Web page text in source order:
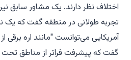
اختلاف نظر دارند. یک مشاور سابق
تجربه طولانی در منطقه گفت که یک
آمریکایی می‌توانست "مانند اره برقی
گفت که پیشرفت فراتر از مناطق